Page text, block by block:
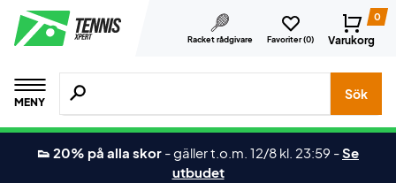
Racket rådgivare Favoriter (0)
0
Varukorg
MENY
Sök efter produkter, märken osv.
Sök
👟 20% på alla skor -gäller t.o.m. 12/8 kl. 23:59 -Se
utbudet